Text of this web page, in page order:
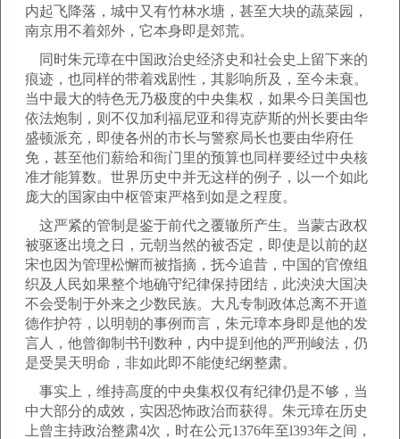
内起飞降落，城中又有竹林水塘，甚至大块的蔬菜园，
南京用不着郊外，它本身即是郊荒。
同时朱元璋在中国政治史经济史和社会史上留下来的
痕迹，也同样的带着戏剧性，其影响所及，至今未衰。
当中最大的特色无乃极度的中央集权，如果今日美国也
依法炮制，则不仅加利福尼亚和得克萨斯的州长要由华
盛顿派充，即使各州的市长与警察局长也要由华府任
免，甚至他们薪给和衙门里的预算也同样要经过中央核
准才能算数。世界历史中并无这样的例子，以一个如此
庞大的国家由中枢管束严格到如是之程度。
这严紧的管制是鉴于前代之覆辙所产生。当蒙古政权
被驱逐出境之日，元朝当然的被否定，即使是以前的赵
宋也因为管理松懈而被指摘，抚今追昔，中国的官僚组
织及人民如果整个地确守纪律保持团结，此泱泱大国决
不会受制于外来之少数民族。大凡专制政体总离不开道
德作护符，以明朝的事例而言，朱元璋本身即是他的发
言人，他曾御制书刊数种，内中提到他的严刑峻法，仍
是受昊天明命，非如此即不能使纪纲整肃。
事实上，维持高度的中央集权仅有纪律仍是不够，当
中大部分的成效，实因恐怖政治而获得。朱元璋在历史
上曾主持政治整肃4次，时在公元1376年至l393年之间，